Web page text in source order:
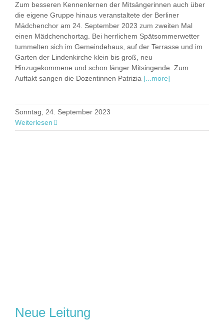
Zum besseren Kennenlernen der Mitsängerinnen auch über
die eigene Gruppe hinaus veranstaltete der Berliner
Mädchenchor am 24. September 2023 zum zweiten Mal
einen Mädchenchortag. Bei herrlichem Spätsommerwetter
tummelten sich im Gemeindehaus, auf der Terrasse und im
Garten der Lindenkirche klein bis groß, neu
Hinzugekommene und schon länger Mitsingende. Zum
Auftakt sangen die Dozentinnen Patrizia [...more]
Sonntag, 24. September 2023
Weiterlesen
Neue Leitung